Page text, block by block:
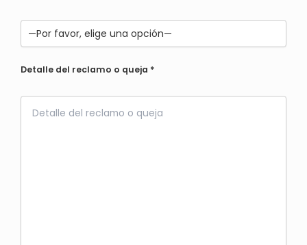
Detalle del reclamo o queja *